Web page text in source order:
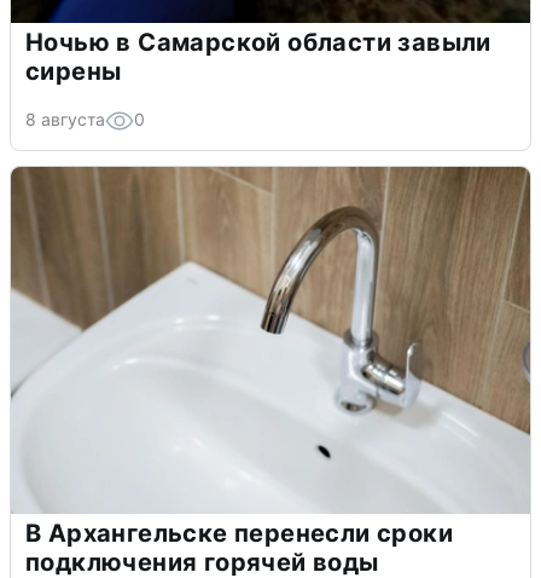
Ночью в Самарской области завыли
сирены
8 августа 0
В Архангельске перенесли сроки
подключения горячей воды